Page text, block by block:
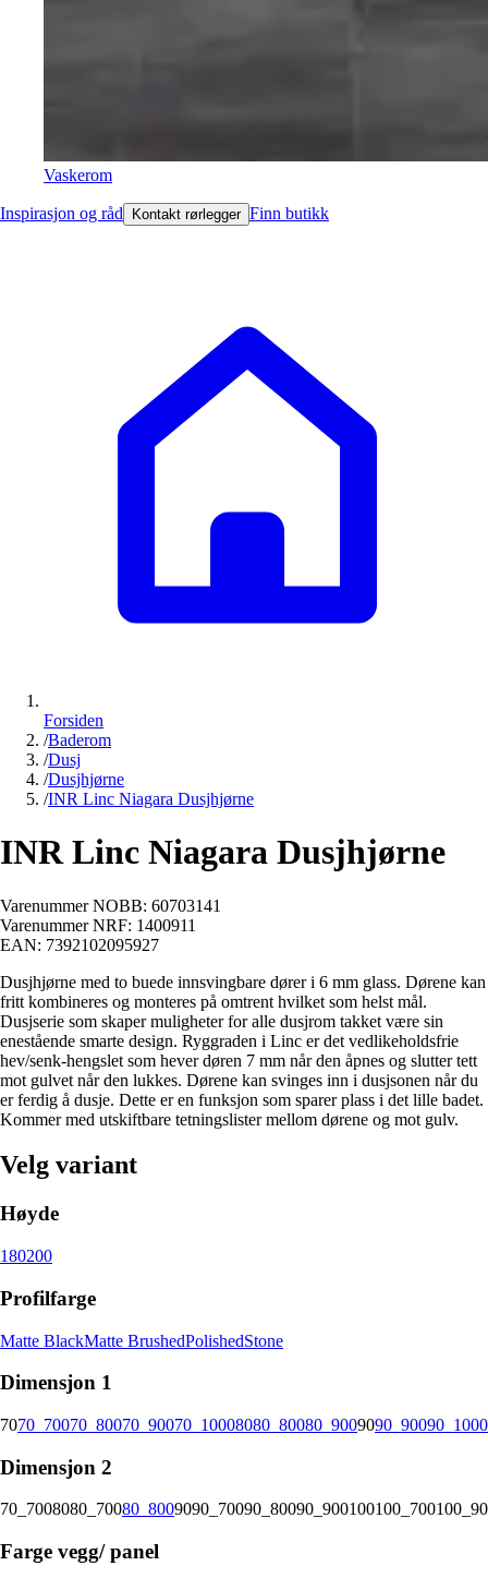
Vaskerom
Inspirasjon og råd Kontakt rørlegger Finn butikk
Forsiden
/Baderom
/Dusj
/Dusjhjørne
/INR Linc Niagara Dusjhjørne
INR Linc Niagara Dusjhjørne
Varenummer NOBB: 60703141
Varenummer NRF: 1400911
EAN: 7392102095927
Dusjhjørne med to buede innsvingbare dører i 6 mm glass. Dørene kan
fritt kombineres og monteres på omtrent hvilket som helst mål.
Dusjserie som skaper muligheter for alle dusjrom takket være sin
enestående smarte design. Ryggraden i Linc er det vedlikeholdsfrie
hev/senk-hengslet som hever døren 7 mm når den åpnes og slutter tett
mot gulvet når den lukkes. Dørene kan svinges inn i dusjsonen når du
er ferdig å dusje. Dette er en funksjon som sparer plass i det lille badet.
Kommer med utskiftbare tetningslister mellom dørene og mot gulv.
Velg variant
Høyde
180200
Profilfarge
Matte BlackMatte BrushedPolishedStone
Dimensjon 1
7070_70070_80070_90070_10008080_80080_9009090_90090_1000
Dimensjon 2
70_7008080_70080_8009090_70090_80090_900100100_700
Farge vegg/ panel